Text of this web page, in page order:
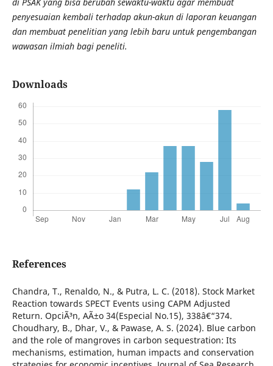
penyesuaian kembali terhadap akun-akun di laporan keuangan
dan membuat penelitian yang lebih baru untuk pengembangan
wawasan ilmiah bagi peneliti.
Downloads
References
Chandra, T., Renaldo, N., & Putra, L. C. (2018). Stock Market
Reaction towards SPECT Events using CAPM Adjusted
Return. OpciÃ³n, AÃ±o 34(Especial No.15), 338â€“374.
Choudhary, B., Dhar, V., & Pawase, A. S. (2024). Blue carbon
and the role of mangroves in carbon sequestration: Its
mechanisms, estimation, human impacts and conservation